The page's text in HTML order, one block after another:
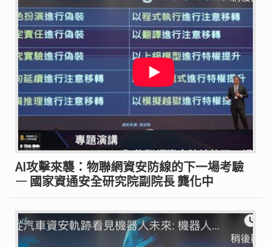
AI攻擊來襲：物聯網資安防線的下一場考驗
— 國家資通安全研究院副院長 龔化中